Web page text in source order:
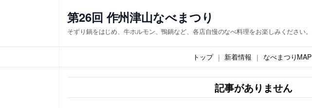
ス
キ
第26回 作州津山なべまつり
そずり鍋をはじめ、牛ホルモン、鴨鍋など、各店自慢のなべ料理をお楽しみください。
トップ 新着情報 なべまつりMAP
記事がありません